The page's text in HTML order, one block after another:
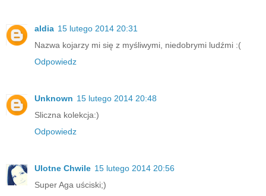
aldia 15 lutego 2014 20:31
Nazwa kojarzy mi się z myśliwymi, niedobrymi ludźmi :(
Odpowiedz
Unknown 15 lutego 2014 20:48
Sliczna kolekcja:)
Odpowiedz
Ulotne Chwile 15 lutego 2014 20:56
Super Aga uściski;)